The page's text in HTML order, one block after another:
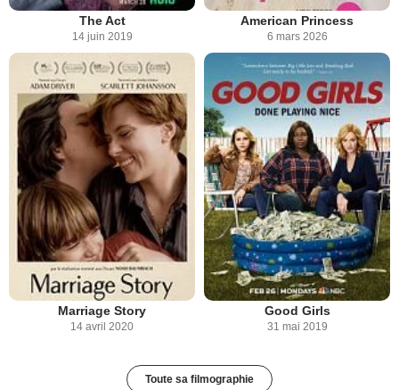
The Act
14 juin 2019
American Princess
6 mars 2026
Marriage Story
14 avril 2020
Good Girls
31 mai 2019
Toute sa filmographie